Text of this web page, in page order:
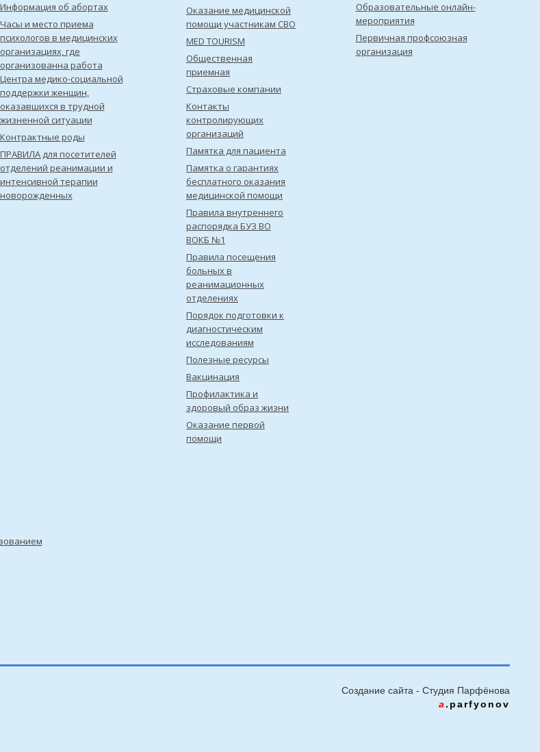
Информация об абортах
Часы и место приема
психологов в медицинских
организациях, где
организованна работа
Центра медико-социальной
поддержки женщин,
оказавшихся в трудной
жизненной ситуации
Контрактные роды
ПРАВИЛА для посетителей
отделений реанимации и
интенсивной терапии
новорожденных
Оказание медицинской
помощи участникам СВО
MED TOURISM
Общественная
приемная
Страховые компании
Контакты
контролирующих
организаций
Памятка для пациента
Памятка о гарантиях
бесплатного оказания
медицинской помощи
Правила внутреннего
распорядка БУЗ ВО
ВОКБ №1
Правила посещения
больных в
реанимационных
отделениях
Порядок подготовки к
диагностическим
исследованиям
Полезные ресурсы
Вакцинация
Профилактика и
здоровый образ жизни
Оказание первой
помощи
Образовательные онлайн-
мероприятия
Первичная профсоюзная
организация
Создание сайта - Cтудия Парфёнова
a .parfyonov